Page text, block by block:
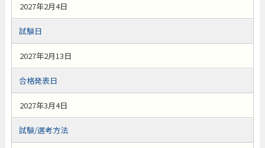
2027年2月4日
試験日
2027年2月13日
合格発表日
2027年3月4日
試験/選考方法